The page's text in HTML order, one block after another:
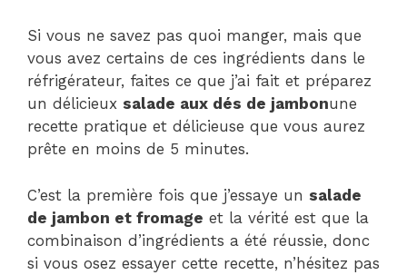
Si vous ne savez pas quoi manger, mais que
vous avez certains de ces ingrédients dans le
réfrigérateur, faites ce que j’ai fait et préparez
un délicieux salade aux dés de jambonune
recette pratique et délicieuse que vous aurez
prête en moins de 5 minutes.
C’est la première fois que j’essaye un salade
de jambon et fromage et la vérité est que la
combinaison d’ingrédients a été réussie, donc
si vous osez essayer cette recette, n’hésitez pas